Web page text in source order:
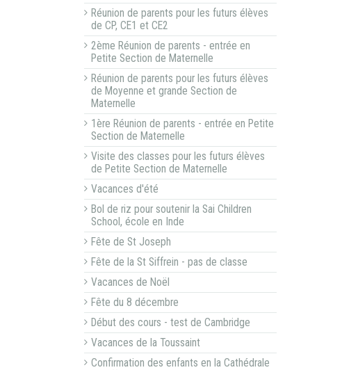
Réunion de parents pour les futurs élèves
de CP, CE1 et CE2
2ème Réunion de parents - entrée en
Petite Section de Maternelle
Réunion de parents pour les futurs élèves
de Moyenne et grande Section de
Maternelle
1ère Réunion de parents - entrée en Petite
Section de Maternelle
Visite des classes pour les futurs élèves
de Petite Section de Maternelle
Vacances d'été
Bol de riz pour soutenir la Sai Children
School, école en Inde
Fête de St Joseph
Fête de la St Siffrein - pas de classe
Vacances de Noël
Fête du 8 décembre
Début des cours - test de Cambridge
Vacances de la Toussaint
Confirmation des enfants en la Cathédrale